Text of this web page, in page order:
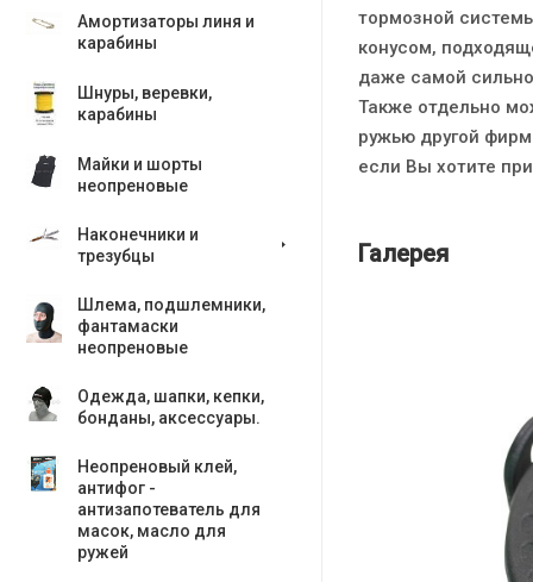
Амортизаторы линя и
карабины
Шнуры, веревки,
карабины
Майки и шорты
неопреновые
Наконечники и
трезубцы
Шлема, подшлемники,
фантамаски
неопреновые
Одежда, шапки, кепки,
бонданы, аксесcуары.
Неопреновый клей,
антифог -
антизапотеватель для
масок, масло для
ружей
тормозной
конусом,
даже самой
Также отдельно
ружью другой
если Вы хотите
Галерея